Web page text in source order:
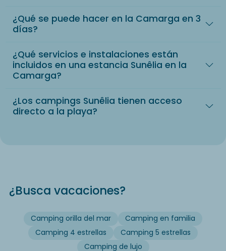
¿Qué se puede hacer en la Camarga en 3
días?
¿Qué servicios e instalaciones están
incluidos en una estancia Sunêlia en la
Camarga?
¿Los campings Sunêlia tienen acceso
directo a la playa?
¿Busca vacaciones?
Camping orilla del mar
Camping en familia
Camping 4 estrellas
Camping 5 estrellas
Camping de lujo